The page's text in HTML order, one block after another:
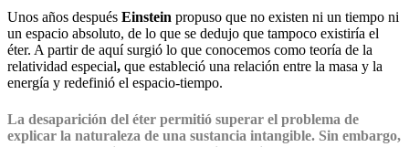
Unos años después Einstein propuso que no existen ni un tiempo ni
un espacio absoluto, de lo que se dedujo que tampoco existiría el
éter. A partir de aquí surgió lo que conocemos como teoría de la
relatividad especial, que estableció una relación entre la masa y la
energía y redefinió el espacio-tiempo.
La desaparición del éter permitió superar el problema de
explicar la naturaleza de una sustancia intangible. Sin embargo,